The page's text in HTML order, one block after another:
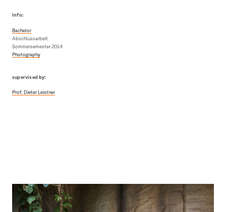
Info:
Bachelor
Abschlussarbeit
Sommersemester 2014
Photography
supervised by:
Prof. Dieter Leistner